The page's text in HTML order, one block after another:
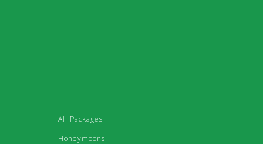
All Packages
Honeymoons